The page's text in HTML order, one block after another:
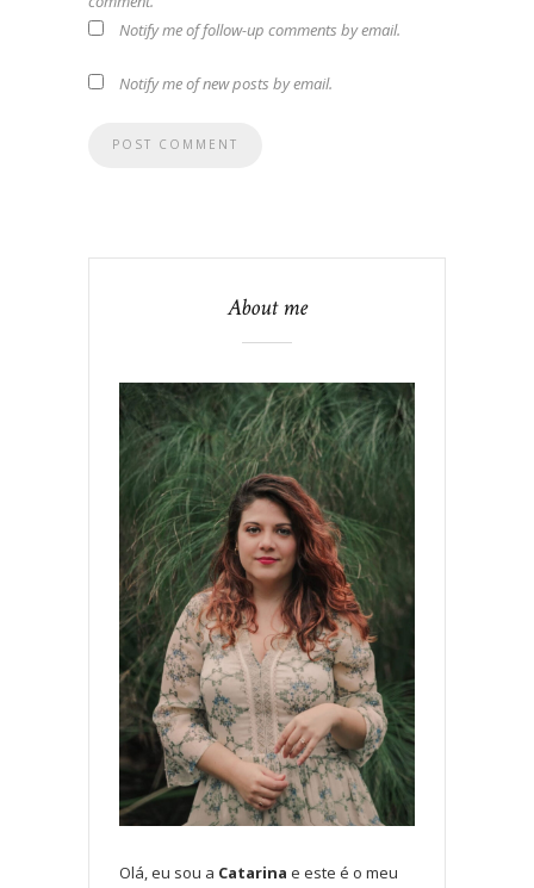
Notify me of follow-up comments by email.
Notify me of new posts by email.
About me
Olá, eu sou a Catarina e este é o meu